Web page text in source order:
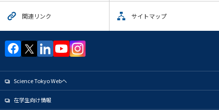
関連リンク サイトマップ
Science Tokyo Webヘ
在学生向け情報